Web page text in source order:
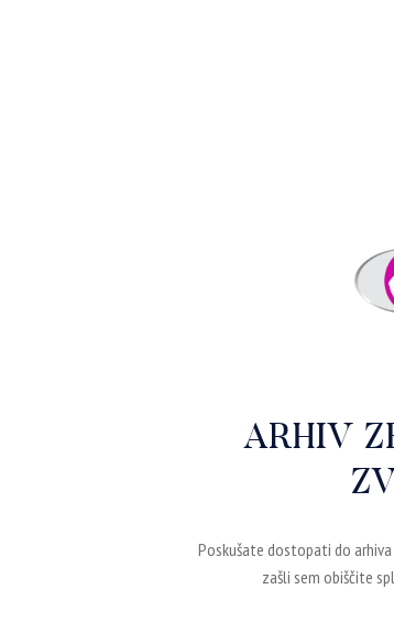
ARHIV
Poskušate dostopati do
zašli sem obiščite